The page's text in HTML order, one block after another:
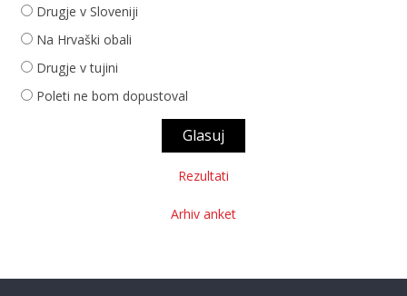
Drugje v Sloveniji
Na Hrvaški obali
Drugje v tujini
Poleti ne bom dopustoval
Rezultati
Arhiv anket